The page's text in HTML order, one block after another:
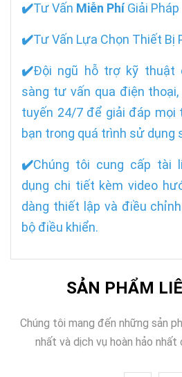
✔️Tư Vấn Miễn PhíGiải Pháp
✔️Tư Vấn Lựa Chọn Thiết Bị
✔️Đội ngũ hỗ trợ kỹ thuật
sàng tư vấn qua điện
tuyến 24/7 để giải đáp mọi
bạn trong quá trình sử dụng
✔️Chúng tôi cung cấp tài
dụng chi tiết kèm video
dàng thiết lập và điều
bộ điều khiển.
SẢN PHẨM
Chúng tôi mang đến những sản
nhất và dịch vụ hoàn hảo nhất